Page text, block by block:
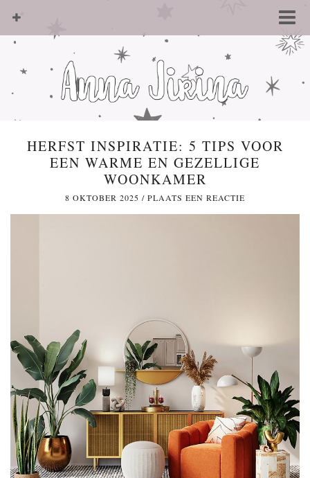
HERFST INSPIRATIE: 5 TIPS VOOR
EEN WARME EN GEZELLIGE
WOONKAMER
8 OKTOBER 2025 / PLAATS EEN REACTIE